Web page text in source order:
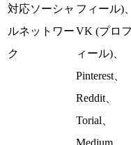
対応ソーシャ
ルネットワー
ク
フィール)、
VK (プロフ
ィール)、
Pinterest、
Reddit、
Torial、